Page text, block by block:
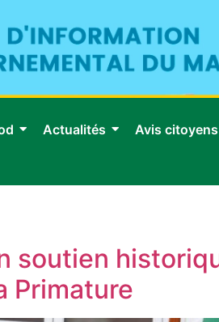
Actualités Avis citoyens
soutien
Primature